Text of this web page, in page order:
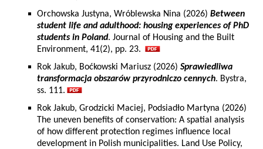
Orchowska Justyna, Wróblewska Nina (2026) Between
student life and adulthood: housing experiences of PhD
students in Poland. Journal of Housing and the Built
Environment, 41(2), pp. 23.
Rok Jakub, Boćkowski Mariusz (2026) Sprawiedliwa
transformacja obszarów przyrodniczo cennych. Bystra,
ss. 111.
Rok Jakub, Grodzicki Maciej, Podsiadło Martyna (2026)
The uneven benefits of conservation: A spatial analysis
of how different protection regimes influence local
development in Polish municipalities. Land Use Policy,